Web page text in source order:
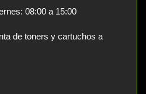
08:00 a 15:00
de toners y cartuchos a